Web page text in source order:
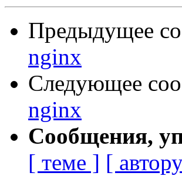
Предыдущее
nginx
Следующее
nginx
Сообщения,
[ теме ] [